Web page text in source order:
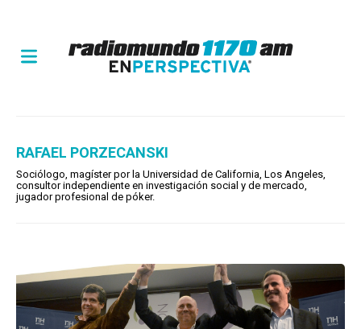
RAFAEL PORZECANSKI
Sociólogo, magíster por la Universidad de California, Los Angeles,
consultor independiente en investigación social y de mercado,
jugador profesional de póker.